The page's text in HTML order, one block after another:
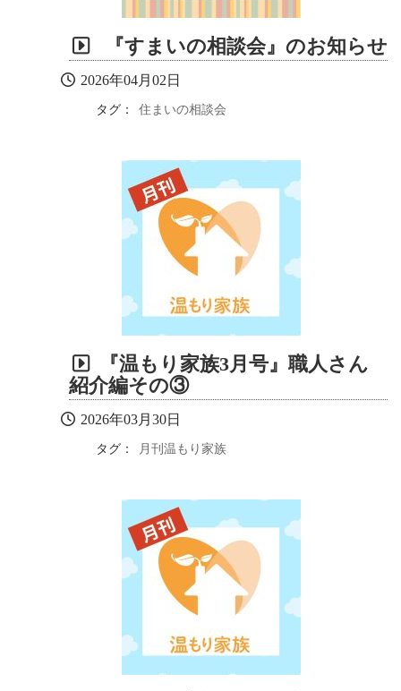
『すまいの相談会』のお知らせ
2026年04月02日
タグ： 住まいの相談会
『温もり家族3月号』職人さん
紹介編その③
2026年03月30日
タグ： 月刊温もり家族